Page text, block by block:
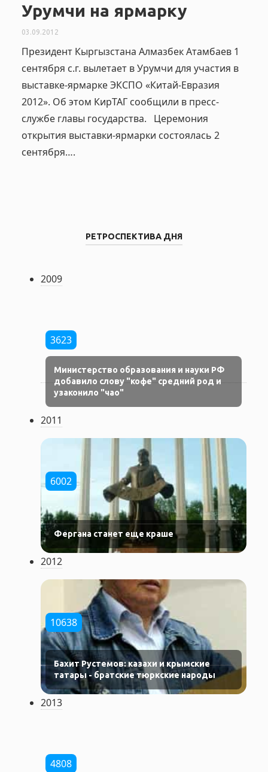
Урумчи на ярмарку
03.09.2012
Президент Кыргызстана Алмазбек Атамбаев 1
сентября с.г. вылетает в Урумчи для участия в
выставке-ярмарке ЭКСПО «Китай-Евразия
2012». Об этом КирТАГ сообщили в пресс-
службе главы государства. Церемония
открытия выставки-ярмарки состоялась 2
сентября….
РЕТРОСПЕКТИВА ДНЯ
2009
3623
Министерство образования и науки РФ
добавило слову "кофе" средний род и
узаконило "чао"
2011
6002
Фергана станет еще краше
2012
10638
Бахит Рустемов: казахи и крымские
татары - братские тюркские народы
2013
4808